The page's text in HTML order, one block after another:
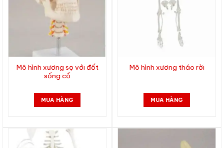
Mô hình xương sọ với đốt
sống cổ
MUA HÀNG
Mô hình xương tháo rời
MUA HÀNG